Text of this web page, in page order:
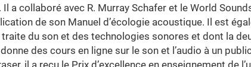
a collaboré avec R. Murray Schafer et le World
de son Manuel d’écologie acoustique. Il est
du son et des technologies sonores et dont la
des cours en ligne sur le son et l’audio à un
il a reçu le Prix d’excellence en enseignement de